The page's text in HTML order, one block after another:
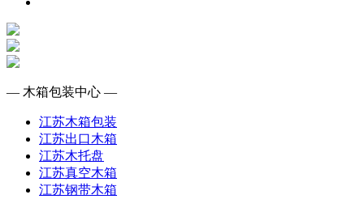
— 木箱包装中心 —
江苏木箱包装
江苏出口木箱
江苏木托盘
江苏真空木箱
江苏钢带木箱